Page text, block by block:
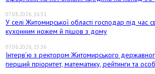
07.08.2026, 16:31
У селі Житомирської області господар під час
кухонним ножем й пішов з дому
07.08.2026, 15:36
Інтерв’ю з ректором Житомирського
перший пріоритет, математику, рейтинги та